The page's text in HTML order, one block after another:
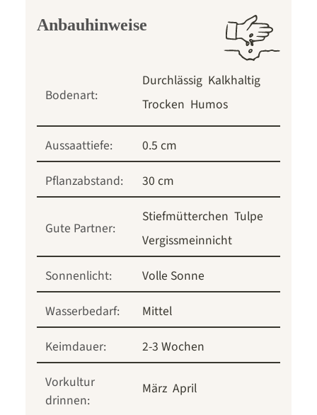
Anbauhinweise
Bodenart:
Durchlässig Kalkhaltig
Trocken Humos
Aussaattiefe:
0.5 cm
Pflanzabstand:
30 cm
Gute Partner:
Stiefmütterchen Tulpe
Vergissmeinnicht
Sonnenlicht:
Volle Sonne
Wasserbedarf:
Mittel
Keimdauer:
2-3 Wochen
Vorkultur
drinnen:
März April